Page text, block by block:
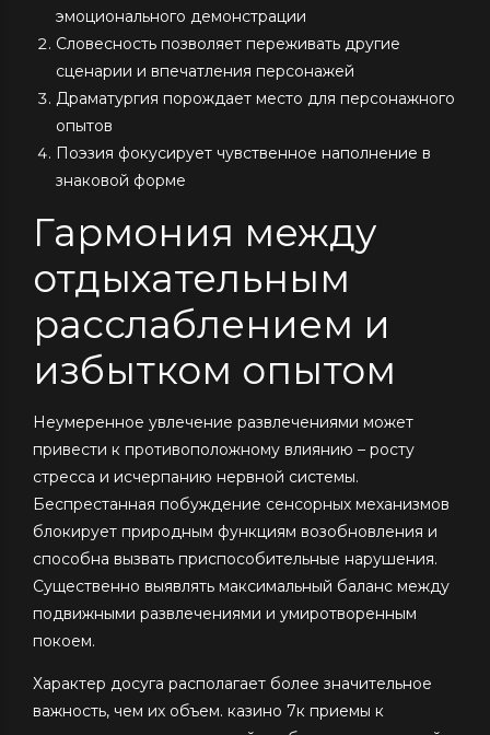
эмоционального демонстрации
Словесность позволяет переживать другие
сценарии и впечатления персонажей
Драматургия порождает место для персонажного
опытов
Поэзия фокусирует чувственное наполнение в
знаковой форме
Гармония между
отдыхательным
расслаблением и
избытком опытом
Неумеренное увлечение развлечениями может
привести к противоположному влиянию – росту
стресса и исчерпанию нервной системы.
Беспрестанная побуждение сенсорных механизмов
блокирует природным функциям возобновления и
способна вызвать приспособительные нарушения.
Существенно выявлять максимальный баланс между
подвижными развлечениями и умиротворенным
покоем.
Характер досуга располагает более значительное
важность, чем их объем. казино 7к приемы к